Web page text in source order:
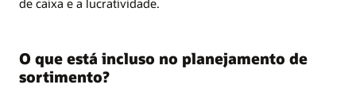
O que está incluso no planejamento de
sortimento?